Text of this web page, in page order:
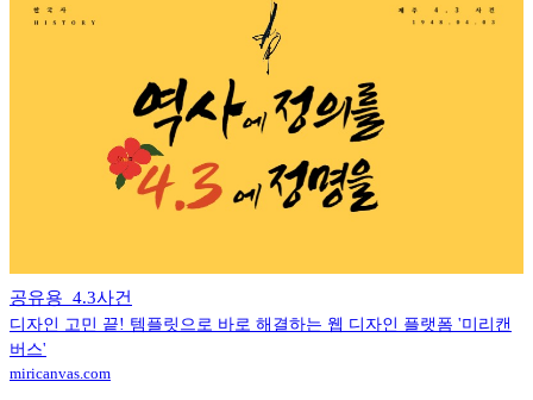
공유용_4.3사건
디자인 고민 끝! 템플릿으로 바로 해결하는 웹 디자인 플랫폼 '미리캔
버스'
miricanvas.com